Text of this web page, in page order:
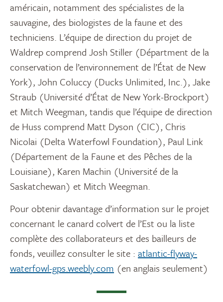
américain, notamment des spécialistes de la
sauvagine, des biologistes de la faune et des
techniciens. L’équipe de direction du projet de
Waldrep comprend Josh Stiller (Départment de la
conservation de l’environnement de l’État de New
York), John Coluccy (Ducks Unlimited, Inc.), Jake
Straub (Université d’État de New York-Brockport)
et Mitch Weegman, tandis que l’équipe de direction
de Huss comprend Matt Dyson (CIC), Chris
Nicolai (Delta Waterfowl Foundation), Paul Link
(Département de la Faune et des Pêches de la
Louisiane), Karen Machin (Université de la
Saskatchewan) et Mitch Weegman.
Pour obtenir davantage d’information sur le projet
concernant le canard colvert de l’Est ou la liste
complète des collaborateurs et des bailleurs de
fonds, veuillez consulter le site : atlantic-flyway-
waterfowl-gps.weebly.com (en anglais seulement)